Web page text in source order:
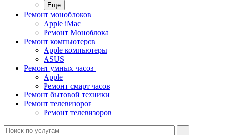
Еще
Ремонт моноблоков
Apple iMac
Ремонт Моноблока
Ремонт компьютеров
Apple компьютеры
ASUS
Ремонт умных часов
Apple
Ремонт смарт часов
Ремонт бытовой техники
Ремонт телевизоров
Ремонт телевизоров